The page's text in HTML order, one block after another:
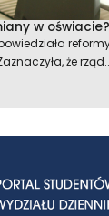
w oświacie?
że